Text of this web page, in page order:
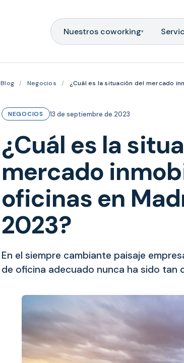
Nuestros coworking▾
Blog / Negocios / ¿Cuál es la situación del mercado
NEGOCIOS 13 de septiembre de 2023
¿Cuál es la
mercado
oficinas en
2023?
En el siempre cambiante paisaje
de oficina adecuado nunca ha sido tan